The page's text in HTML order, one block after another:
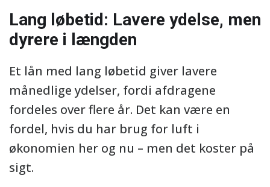
Lang løbetid: Lavere ydelse, men
dyrere i længden
Et lån med lang løbetid giver lavere
månedlige ydelser, fordi afdragene
fordeles over flere år. Det kan være en
fordel, hvis du har brug for luft i
økonomien her og nu – men det koster på
sigt.